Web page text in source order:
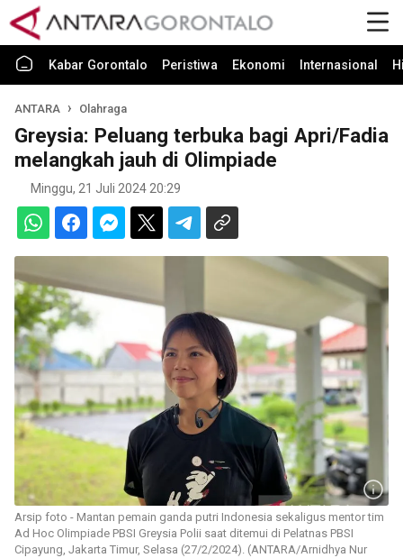
Kabar Gorontalo Peristiwa Ekonomi Internasional
ANTARA Olahraga
Greysia: Peluang terbuka bagi Apri/Fadia
melangkah jauh di Olimpiade
Minggu, 21 Juli 2024 20:29
Arsip foto - Mantan pemain ganda putri Indonesia sekaligus mentor tim
Ad Hoc Olimpiade PBSI Greysia Polii saat ditemui di Pelatnas PBSI
Cipayung, Jakarta Timur, Selasa (27/2/2024). (ANTARA/Arnidhya Nur